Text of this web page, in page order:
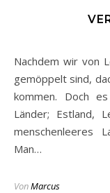
Nachdem wir von Lettland in einem Rutsch nach Masuren
gemöppelt sind,
kommen. Doch
Länder; Estland,
menschenleeres
Man…
VonMarcus